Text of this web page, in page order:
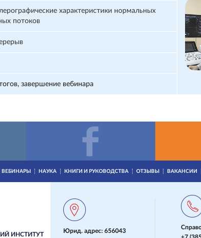
характеристики нормальных
потоков
завершение вебинара
ВЕБИНАРЫ НАУКА КНИГИ И РУКОВОДСТВА ОТЗЫВЫ ВАКАНСИИ
ИНСТИТУТ
Юрид. адрес: 656043